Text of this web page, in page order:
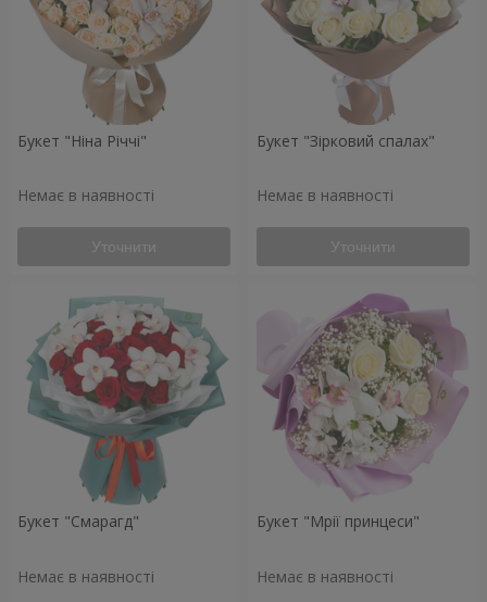
Букет "Ніна Річчі"
Немає в наявності
Уточнити
Букет "Зірковий спалах"
Немає в наявності
Уточнити
Букет "Смарагд"
Немає в наявності
Букет "Мрії принцеси"
Немає в наявності